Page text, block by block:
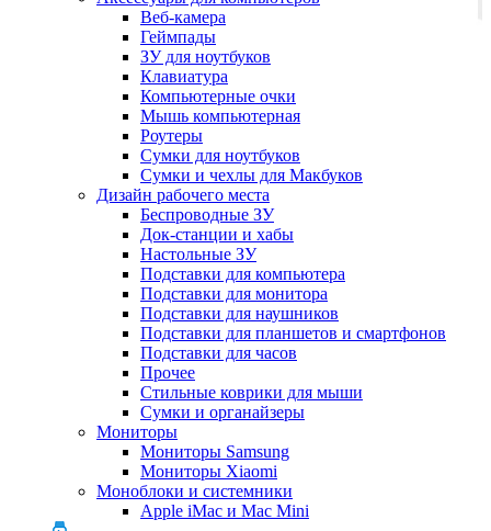
Веб-камера
Геймпады
ЗУ для ноутбуков
Клавиатура
Компьютерные очки
Мышь компьютерная
Роутеры
Сумки для ноутбуков
Сумки и чехлы для Макбуков
Дизайн рабочего места
Беспроводные ЗУ
Док-станции и хабы
Настольные ЗУ
Подставки для компьютера
Подставки для монитора
Подставки для наушников
Подставки для планшетов и смартфонов
Подставки для часов
Прочее
Стильные коврики для мыши
Сумки и органайзеры
Мониторы
Мониторы Samsung
Мониторы Xiaomi
Моноблоки и системники
Apple iMac и Mac Mini